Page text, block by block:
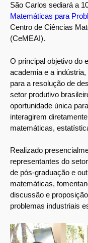
São Carlos sediará a
Matemáticas para
Centro de Ciências
(CeMEAI).
O principal objetivo do
academia e a
para a resolução de
setor produtivo
oportunidade única
interagirem
matemáticas,
Realizado
representantes do
de pós-graduação e
matemáticas,
discussão e
problemas industriais